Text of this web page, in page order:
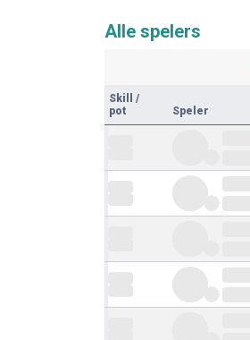
Alle spelers
Skill
/
pot
Speler